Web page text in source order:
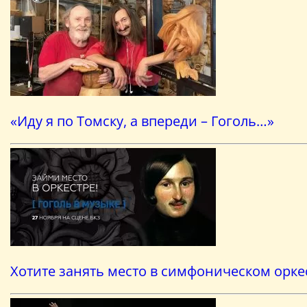
«Иду я по Томску, а впереди – Гоголь…»
Хотите занять место в симфоническом